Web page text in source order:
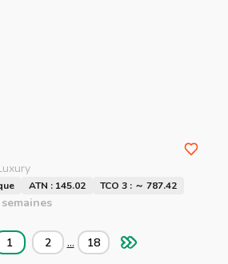
ATN : 145.02 TCO 3 : ～ 787.42
1 2 ... 18